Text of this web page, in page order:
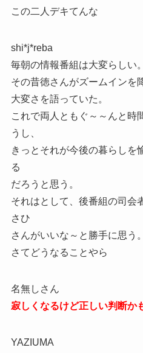
この二人デキてんな
shi*j*reba
毎朝の情報番組は大変らしい。
その昔徳さんがズームインを
大変さを語っていた。
これで両人ともぐ～～んと時
うし、
きっとそれが今後の暮らしを
る
だろうと思う。
それはとして、後番組の司会
さひ
さんがいいな～と勝手に思う。
さてどうなることやら
名無しさん
寂しくなるけど正しい判断か
YAZIUMA